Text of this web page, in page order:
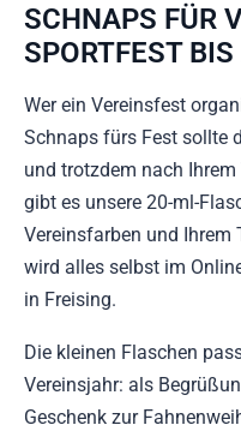
SCHNAPS FÜR
SPORTFEST
Wer ein Vereinsfest
Schnaps fürs Fest sollte
und trotzdem nach
gibt es unsere 20-ml-
Vereinsfarben und Ihrem
wird alles selbst im
in Freising.
Die kleinen Flaschen
Vereinsjahr: als
Geschenk zur